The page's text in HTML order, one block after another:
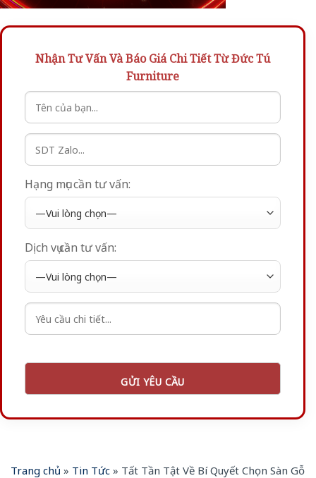
Nhận Tư Vấn Và Báo Giá Chi Tiết Từ Đức Tú
Furniture
Hạng mục cần tư vấn:
Dịch vụ cần tư vấn:
Trang chủ » Tin Tức » Tất Tần Tật Về Bí Quyết Chọn Sàn Gỗ